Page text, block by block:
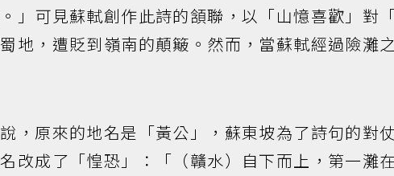
」可見蘇軾創作此詩的頷聯，以「山憶喜歡」對
地，遭貶到嶺南的顛簸。然而，當蘇軾經過險灘
，原來的地名是「黃公」，蘇東坡為了詩句的對
改成了「惶恐」：「（贛水）自下而上，第一灘